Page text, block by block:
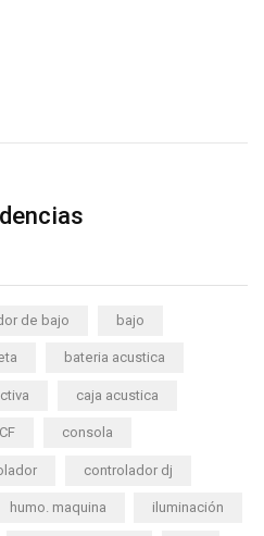
de bajo bajo
bateria acustica
caja acustica
consola
controlador dj
humo. maquina iluminación